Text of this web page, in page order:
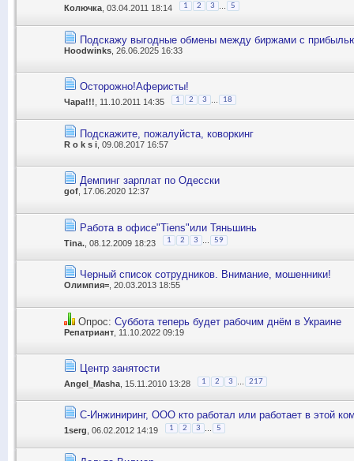
Колючка , 03.04.2011 18:14 1 2 3 5
Подскажу выгодные обмены между биржами с
Hoodwinks , 26.06.2025 16:33
Осторожно!Аферисты!
Чара!!! , 11.10.2011 14:35 1 2 3 18
Подскажите, пожалуйста, коворкинг
R o k s i , 09.08.2017 16:57
Демпинг зарплат по Одесски
gof , 17.06.2020 12:37
Работа в офисе"Tiens"или Тяньшинь
Tina. , 08.12.2009 18:23 1 2 3 59
Черный список сотрудников. Внимание, мошенники!
Олимпия= , 20.03.2013 18:55
Опрос: Суббота теперь будет рабочим днём в Украине
Репатриант , 11.10.2022 09:19
Центр занятости
Angel_Masha , 15.11.2010 13:28 1 2 3 217
С-Инжиниринг, ООО кто работал или работает в этой
1serg , 06.02.2012 14:19 1 2 3 5